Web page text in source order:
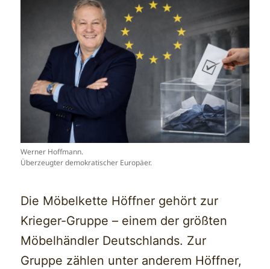
Werner Hoffmann.
Überzeugter demokratischer Europäer.
Die Möbelkette Höffner gehört zur
Krieger-Gruppe – einem der größten
Möbelhändler Deutschlands. Zur
Gruppe zählen unter anderem Höffner,